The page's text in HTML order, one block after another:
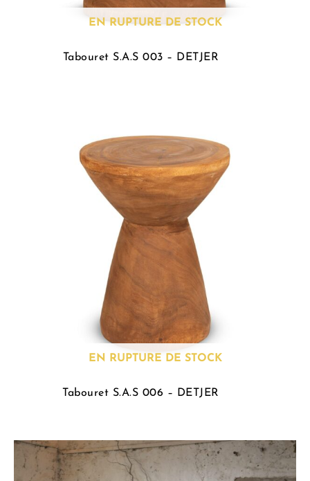
EN RUPTURE DE STOCK
Tabouret S.A.S 003 – DETJER
EN RUPTURE DE STOCK
Tabouret S.A.S 006 – DETJER